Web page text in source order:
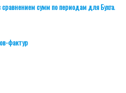
сумм по периодам для
фактур